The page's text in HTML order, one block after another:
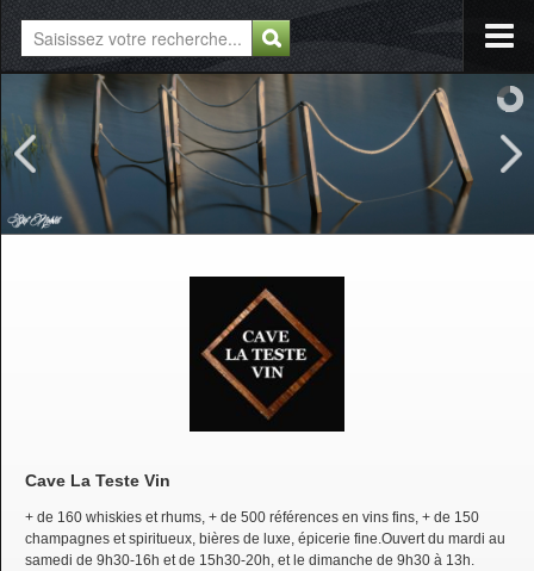
Cave La Teste Vin
+ de 160 whiskies et rhums, + de 500 références en vins fins, + de 150
champagnes et spiritueux, bières de luxe, épicerie fine.Ouvert du mardi au
samedi de 9h30-16h et de 15h30-20h, et le dimanche de 9h30 à 13h.